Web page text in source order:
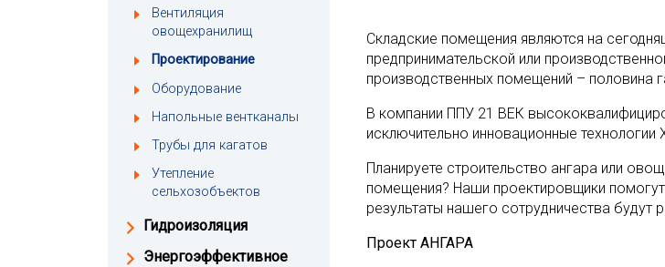
Складские помещения являются на
предпринимательской или
производственных помещений – половина
В компании ППУ 21 ВЕК
исключительно инновационные технологии
Планируете строительство ангара или
помещения? Наши проектировщики
результаты нашего сотрудничества будут
Проект АНГАРА
Вентиляция
овощехранилищ
Проектирование
Оборудование
Напольные вентканалы
Трубы для кагатов
Утепление
сельхозобъектов
Гидроизоляция
Энергоэффективное